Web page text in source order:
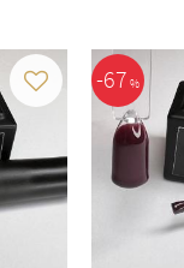
Lägg till i favoriter
67 %